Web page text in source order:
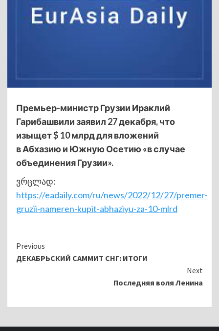
Премьер-министр Грузии Ираклий
Гарибашвили заявил 27 декабря, что
изыщет $ 10 млрд для вложений
в Абхазию и Южную Осетию «в случае
объединения Грузии».
ვრცლად:
https://eadaily.com/ru/news/2022/12/27/premer-
gruzii-nameren-kupit-abhaziyu-za-10-mlrd
Continue
Reading
Previous
ДЕКАБРЬСКИЙ САММИТ СНГ: ИТОГИ
Next
Последняя воля Ленина